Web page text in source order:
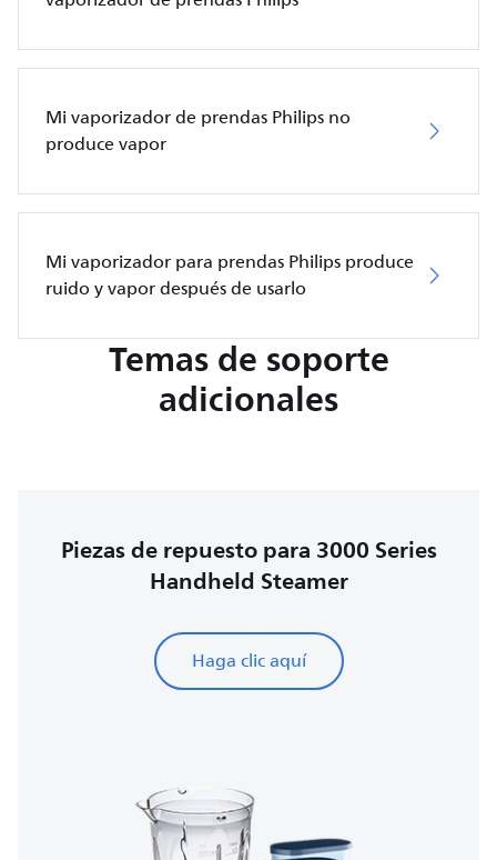
Mi vaporizador de prendas Philips no
produce vapor
Mi vaporizador para prendas Philips produce
ruido y vapor después de usarlo
Temas de soporte
adicionales
Piezas de repuesto para 3000 Series
Handheld Steamer
Haga clic aquí